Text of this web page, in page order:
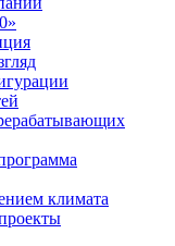
климата